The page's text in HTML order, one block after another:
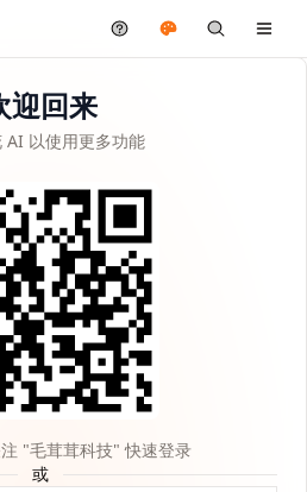
迎回来
AI 以使用更多功能
或
"毛茸茸科技" 快速登录